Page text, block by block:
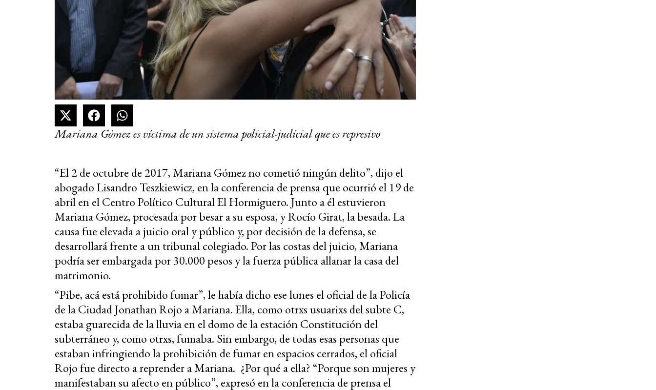
Mariana Gómez es víctima de un sistema policial-judicial que es represivo
“El 2 de octubre de 2017, Mariana Gómez no cometió ningún delito”, dijo el
abogado Lisandro Teszkiewicz, en la conferencia de prensa que ocurrió el 19 de
abril en el Centro Político Cultural El Hormiguero. Junto a él estuvieron
Mariana Gómez, procesada por besar a su esposa, y Rocío Girat, la besada. La
causa fue elevada a juicio oral y público y, por decisión de la defensa, se
desarrollará frente a un tribunal colegiado. Por las costas del juicio, Mariana
podría ser embargada por 30.000 pesos y la fuerza pública allanar la casa del
matrimonio.
“Pibe, acá está prohibido fumar”, le había dicho ese lunes el oficial de la Policía
de la Ciudad Jonathan Rojo a Mariana. Ella, como otrxs usuarixs del subte C,
estaba guarecida de la lluvia en el domo de la estación Constitución del
subterráneo y, como otrxs, fumaba. Sin embargo, de todas esas personas que
estaban infringiendo la prohibición de fumar en espacios cerrados, el oficial
Rojo fue directo a reprender a Mariana. ¿Por qué a ella? “Porque son mujeres y
manifestaban su afecto en público”, expresó en la conferencia de prensa el